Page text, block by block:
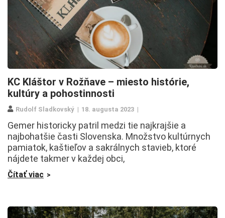
KC Kláštor v Rožňave – miesto histórie,
kultúry a pohostinnosti
Rudolf Sladkovský 18. augusta 2023
Gemer historicky patril medzi tie najkrajšie a
najbohatšie časti Slovenska. Množstvo kultúrnych
pamiatok, kaštieľov a sakrálnych stavieb, ktoré
nájdete takmer v každej obci,
Čítať viac